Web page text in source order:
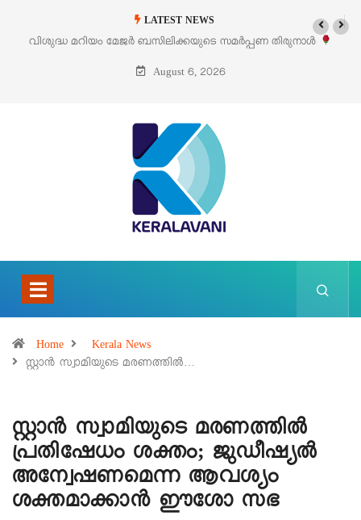
LATEST NEWS
വിശുദ്ധ മറിയം മേജർ ബസിലിക്കയുടെ സമർപ്പണ തിരുനാൾ
ഓഗസ്റ്റ് 5 –
August 6, 2026
Home
Kerala News
സ്റ്റാൻ സ്വാമിയുടെ മരണത്തിൽ…
സ്റ്റാൻ സ്വാമിയുടെ മരണത്തിൽ
പ്രതിഷേധം ശക്തം; ജുഡീഷ്യൽ
അന്വേഷണമെന്ന ആവശ്യം
ശക്തമാക്കാൻ ഈശോ സഭ